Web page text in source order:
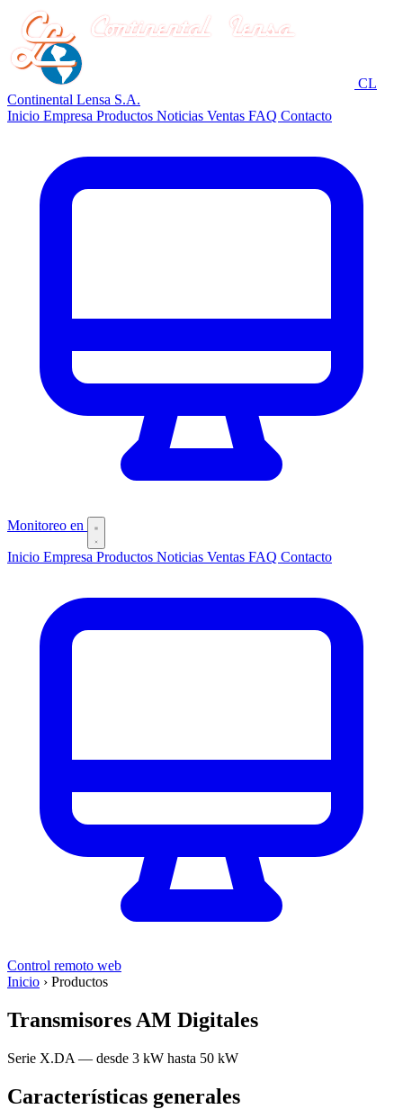
CL
Continental Lensa S.A.
Inicio Empresa Productos Noticias Ventas FAQ Contacto
Monitoreo en
Inicio Empresa Productos Noticias Ventas FAQ Contacto
Control remoto web
Inicio › Productos
Transmisores AM Digitales
Serie X.DA — desde 3 kW hasta 50 kW
Características generales